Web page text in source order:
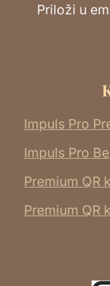
Priloži u
Impuls Pro
Impuls Pro
Premium QR
Premium QR